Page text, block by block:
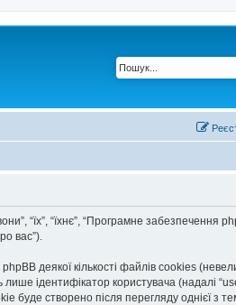
“їх”, “їхнє”, “Програмне забезпечення
вас”).
деякої кількості файлів cookies
ідентифікатор користувача (надалі
буде створено після перегляду однієї з